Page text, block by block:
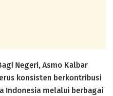
Negeri, Asmo Kalbar
konsisten berkontribusi
Indonesia melalui berbagai